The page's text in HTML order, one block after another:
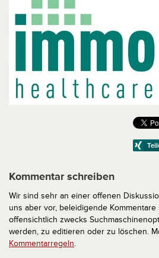
Kommentar schreiben
Wir sind sehr an einer offenen
uns aber vor, beleidigende
offensichtlich zwecks
werden, zu editieren oder zu löschen.
Kommentarregeln.